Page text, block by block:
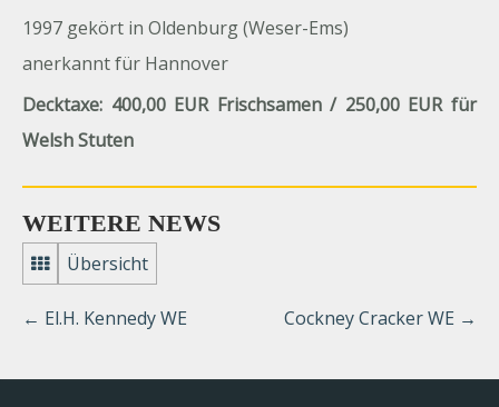
1997 gekört in Oldenburg (Weser-Ems)
anerkannt für Hannover
Decktaxe: 400,00 EUR Frischsamen/ 250,00 EUR für
Welsh Stuten
WEITERE NEWS
Übersicht
← El.H. Kennedy WE Cockney Cracker WE →